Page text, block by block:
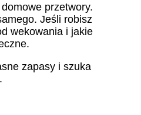
przetwory.
Jeśli robisz
wekowania i jakie
zapasy i szuka